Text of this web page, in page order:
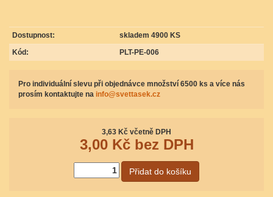
Dostupnost:
skladem 4900 KS
Kód:
PLT-PE-006
Pro individuální slevu při objednávce množství 6500 ks a více nás
prosím kontaktujte na info@svettasek.cz
3,63 Kč včetně DPH
3,00 Kč bez DPH